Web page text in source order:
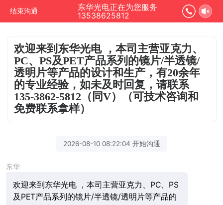
结束沟通
东华光电正在为您服务
13538625812
欢迎来到东华光电 ，本司主营亚克力、
PC、PS及PET产品系列的镜片/半透镜/
透明片等产品的设计和生产，有20余年
的专业经验，如未及时回复，请联系
135-3862-5812（同V）（可技术咨询和
免费联系拿样）
2026-08-10 08:22:04 开始沟通
东华
欢迎来到东华光电 ，本司主营亚克力、PC、PS
及PET产品系列的镜片/半透镜/透明片等产品的